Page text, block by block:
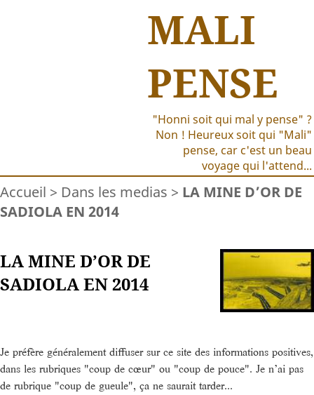
MALI
PENSE
"Honni soit qui mal y pense" ?
Non ! Heureux soit qui "Mali"
pense, car c'est un beau
voyage qui l'attend...
Accueil > Dans les medias > LA MINE D’OR DE
SADIOLA EN 2014
LA MINE D’OR DE
SADIOLA EN 2014
Je préfère généralement diffuser sur ce site des informations positives,
dans les rubriques "coup de cœur" ou "coup de pouce". Je n’ai pas
de rubrique "coup de gueule", ça ne saurait tarder...